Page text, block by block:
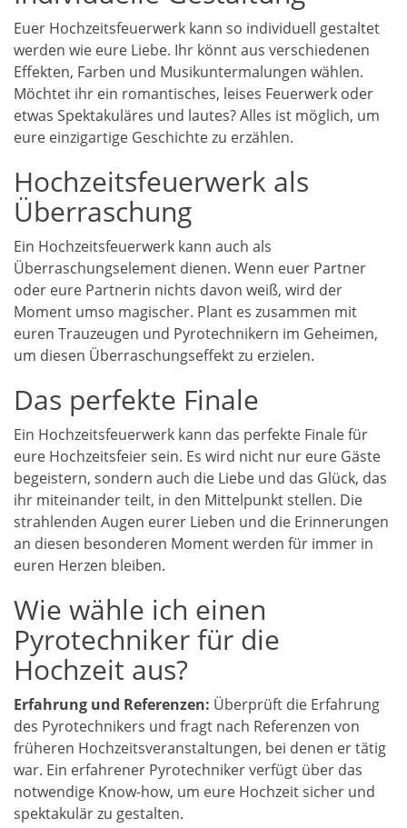
Euer Hochzeitsfeuerwerk kann so individuell gestaltet
werden wie eure Liebe. Ihr könnt aus verschiedenen
Effekten, Farben und Musikuntermalungen wählen.
Möchtet ihr ein romantisches, leises Feuerwerk oder
etwas Spektakuläres und lautes? Alles ist möglich, um
eure einzigartige Geschichte zu erzählen.
Hochzeitsfeuerwerk als
Überraschung
Ein Hochzeitsfeuerwerk kann auch als
Überraschungselement dienen. Wenn euer Partner
oder eure Partnerin nichts davon weiß, wird der
Moment umso magischer. Plant es zusammen mit
euren Trauzeugen und Pyrotechnikern im Geheimen,
um diesen Überraschungseffekt zu erzielen.
Das perfekte Finale
Ein Hochzeitsfeuerwerk kann das perfekte Finale für
eure Hochzeitsfeier sein. Es wird nicht nur eure Gäste
begeistern, sondern auch die Liebe und das Glück, das
ihr miteinander teilt, in den Mittelpunkt stellen. Die
strahlenden Augen eurer Lieben und die Erinnerungen
an diesen besonderen Moment werden für immer in
euren Herzen bleiben.
Wie wähle ich einen
Pyrotechniker für die
Hochzeit aus?
Erfahrung und Referenzen: Überprüft die Erfahrung
des Pyrotechnikers und fragt nach Referenzen von
früheren Hochzeitsveranstaltungen, bei denen er tätig
war. Ein erfahrener Pyrotechniker verfügt über das
notwendige Know-how, um eure Hochzeit sicher und
spektakulär zu gestalten.